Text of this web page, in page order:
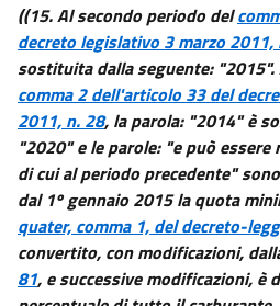
((15. Al secondo periodo del
decreto legislativo 3 marzo 2011,
sostituita dalla seguente:
comma 2 dell'articolo 33 del
2011, n. 28, la parola: "2014" è
"2020" e le parole: "e può
di cui al periodo precedente"
dal 1º gennaio 2015 la quota
quater, comma 1, del decreto-
convertito, con modificazioni,
81, e successive modificazioni, è